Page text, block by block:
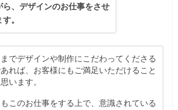
ら、デザインのお仕事をさせ
。
でデザインや制作にこだわってくださる
れば、お客様にもご満足いただけること
います。
このお仕事をする上で、意識されている